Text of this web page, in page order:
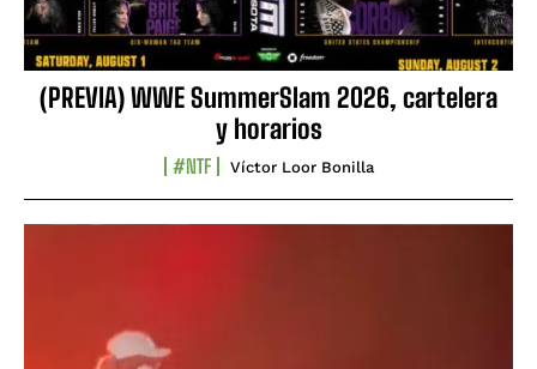
(PREVIA) WWE SummerSlam 2026, cartelera
y horarios
#NTF Víctor Loor Bonilla